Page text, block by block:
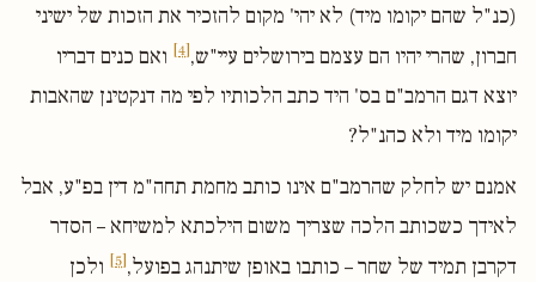
(כנ"ל שהם יקומו מיד) לא יהי' מקום להזכיר את הזכות של ישיני
חברון, שהרי יהיו הם עצמם בירושלים עיי"ש,[4]
ואם כנים דבריו
יוצא דגם הרמב"ם בס' היד כתב הלכותיו לפי מה דנקטינן שהאבות
יקומו מיד ולא כהנ"ל?
אמנם יש לחלק שהרמב"ם אינו כותב מחמת תחה"מ דין בפ"ע, אבל
לאידך כשכותב הלכה שצריך משום הילכתא למשיחא – הסדר
דקרבן תמיד של שחר – כותבו באופן שיתנהג בפועל,[5]
ולכן